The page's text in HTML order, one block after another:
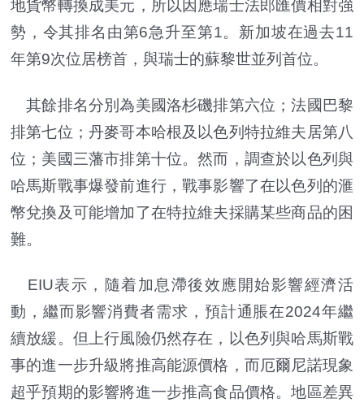
地貨幣轉換成美元，所以因應瑞士法郎匯價相對強
勢，令其排名由第6急升至第1。新加坡在過去11
年第9次位居榜首，與瑞士的蘇黎世並列首位。
其餘排名分別為美國洛杉磯排第六位；法國巴黎
排第七位；丹麥哥本哈根及以色列特拉維夫居第八
位；美國三藩市排第十位。然而，調查於以色列與
哈馬斯戰事爆發前進行，戰事影響了在以色列的滙
幣兌換及可能增加了在特拉維夫採購某些商品的困
難。
EIU表示，隨着加息滯後效應開始影響經濟活
動，繼而影響消費者需求，預計通脹在2024年繼
續放緩。但上行風險仍然存在，以色列與哈馬斯戰
事的進一步升級將推高能源價格，而厄爾尼諾現象
超乎預期的影響將進一步推高食品價格。地區差異